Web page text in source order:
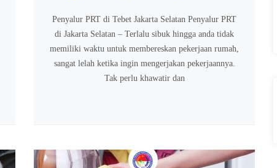
Penyalur PRT di Tebet Jakarta Selatan Penyalur PRT
di Jakarta Selatan – Terlalu sibuk hingga anda tidak
memiliki waktu untuk membereskan pekerjaan rumah,
sangat lelah ketika ingin mengerjakan pekerjaannya.
Tak perlu khawatir dan